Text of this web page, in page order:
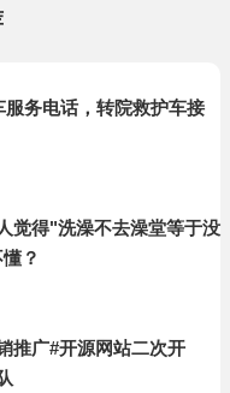
服务电话，转院救护车接
觉得"洗澡不去澡堂等于没
？
推广#开源网站二次开